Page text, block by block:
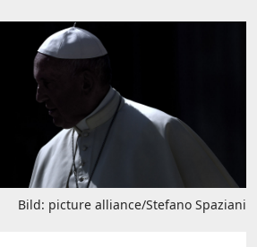
Bild: picture alliance/Stefano Spaziani